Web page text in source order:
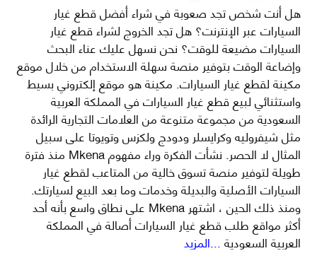
هل أنت شخص تجد صعوبة في شراء أفضل قطع غيار
السيارات عبر الإنترنت؟ هل تجد الخروج لشراء قطع غيار
السيارات مضيعة للوقت؟ نحن نسهل عليك عناء البحث
وإضاعة الوقت بتوفير منصة سهلة الاستخدام من خلال موقع
مكينة لقطع غيار السيارات. مكينة هو موقع إلكتروني بسيط
واستثنائي لبيع قطع غيار السيارات في المملكة العربية
السعودية من مجموعة متنوعة من العلامات التجارية الرائدة
مثل شيفروليه وكرايسلر ودودج ولكزس وتويوتا على سبيل
المثال لا الحصر. نشأت الفكرة وراء مفهوم Mkena منذ فترة
طويلة لتوفير منصة تسوق خالية من المتاعب لقطع غيار
السيارات الأصلية والبديلة وخدمات وما بعد البيع لسيارتك.
ومنذ ذلك الحين ، اشتهر Mkena على نطاق واسع بأنه أحد
أكثر مواقع طلب قطع غيار السيارات أصالة في المملكة
العربية السعودية...المزيد